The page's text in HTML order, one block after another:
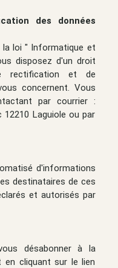
des données
la loi " Informatique et
disposez d'un droit
rectification et de
concernent. Vous
par courrier :
12210 Laguiole ou par
d'informations
destinataires de ces
et autorisés par
désabonner à la
cliquant sur le lien